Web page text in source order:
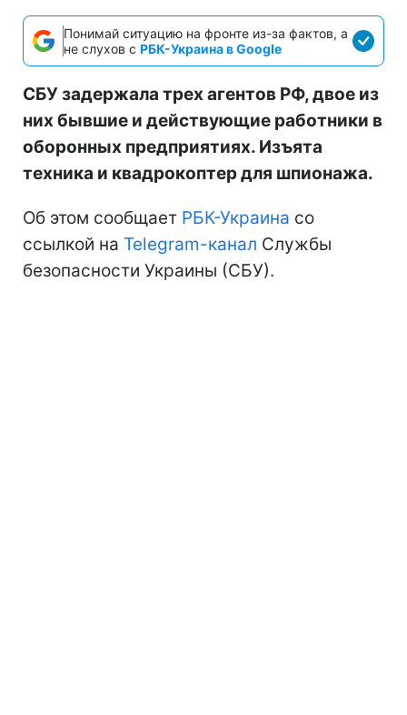
Понимай ситуацию на фронте из-за фактов, а
не слухов с РБК-Украина в Google
СБУ задержала трех агентов РФ, двое из
них бывшие и действующие работники в
оборонных предприятиях. Изъята
техника и квадрокоптер для шпионажа.
Об этом сообщает РБК-Украина со
ссылкой на Telegram-канал Службы
безопасности Украины (СБУ).